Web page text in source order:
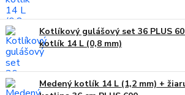
Kotlíkový gulášový set 36 PLUS
kotlík 14 L (0,8 mm)
Medený kotlík 14 L (1,2 mm) +